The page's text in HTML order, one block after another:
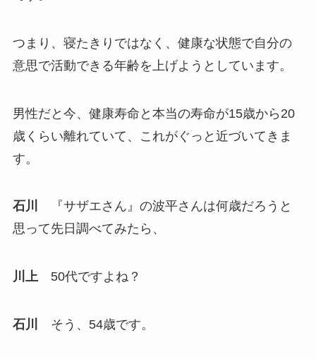
つまり、寝たきりではなく、健康な状態で自分の
意思で活動できる年齢を上げようとしています。
男性だと今、健康寿命と本当の寿命が15歳から20
歳くらい離れていて、これがぐっと近づいてきま
す。
石川
『サザエさん』の波平さんは何歳だろうと
思って先日調べてみたら、
川上50代ですよね？
石川 そう、54歳です。